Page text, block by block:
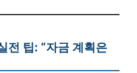
전 팁: “자금 계획은